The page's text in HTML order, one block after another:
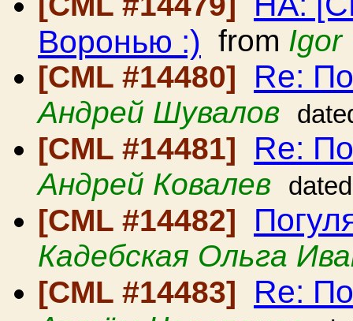
Воронью :) from Igor
[CML #14480]
Re:
Андрей Шувалов
[CML #14481] Re:
Андрей Ковалев
[CML #14482]
Кадебская Ольга
[CML #14483]
Re: